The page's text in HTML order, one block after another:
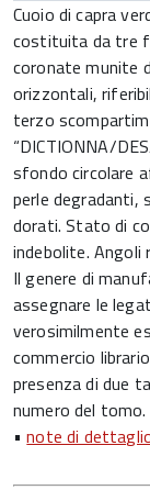
Cuoio di capra
costituita da tre
coronate munite
orizzontali,
terzo
“DICTIONNA/
sfondo circolare
perle degradanti,
dorati. Stato di
indebolite. Angoli
Il genere di
assegnare le
verosimilmente
commercio
presenza di due
numero del tomo.
•note di